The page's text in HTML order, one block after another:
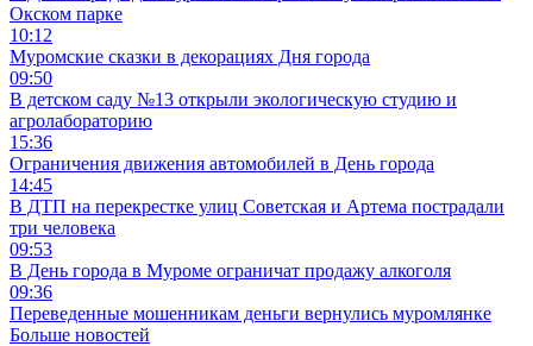
Окском парке
10:12
Муромские сказки в декорациях Дня города
09:50
В детском саду №13 открыли экологическую студию и
агролабораторию
15:36
Ограничения движения автомобилей в День города
14:45
В ДТП на перекрестке улиц Советская и Артема пострадали
три человека
09:53
В День города в Муроме ограничат продажу алкоголя
09:36
Переведенные мошенникам деньги вернулись муромлянке
Больше новостей